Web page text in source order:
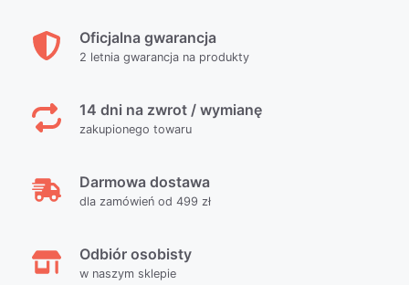
Oficjalna gwarancja
2 letnia gwarancja na produkty
14 dni na zwrot / wymianę
zakupionego towaru
Darmowa dostawa
dla zamówień od 499 zł
Odbiór osobisty
w naszym sklepie